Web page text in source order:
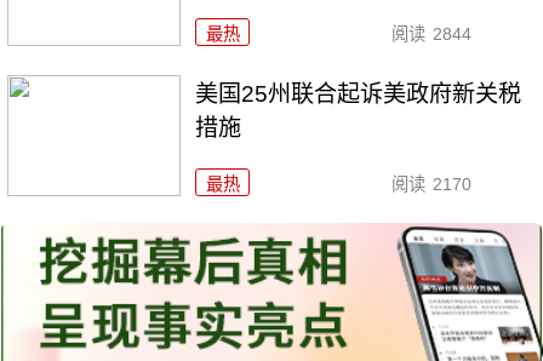
最热 阅读 2844
美国25州联合起诉美政府新关税
措施
最热 阅读 2170